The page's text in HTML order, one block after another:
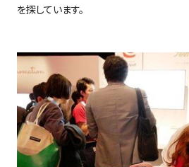
を探しています。